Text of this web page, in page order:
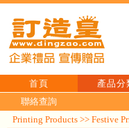
首頁 產品分
聯絡查詢
Printing Products >> Festive